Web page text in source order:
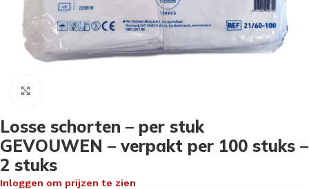
Losse schorten – per stuk
GEVOUWEN – verpakt per 100 stuks –
2 stuks
Inloggen om prijzen te zien